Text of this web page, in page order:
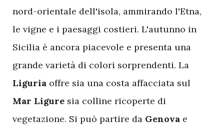
nord-orientale dell'isola, ammirando l'Etna,
le vigne e i paesaggi costieri. L'autunno in
Sicilia è ancora piacevole e presenta una
grande varietà di colori sorprendenti. La
Liguria offre sia una costa affacciata sul
Mar Ligure sia colline ricoperte di
vegetazione. Si può partire da Genova e